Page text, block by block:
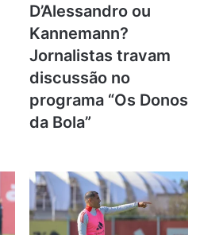
D’Alessandro ou
Kannemann?
Jornalistas travam
discussão no
programa “Os Donos
da Bola”